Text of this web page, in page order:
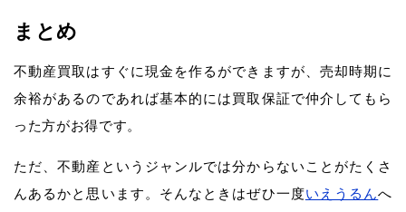
まとめ
不動産買取はすぐに現金を作るができますが、売却時期に
余裕があるのであれば基本的には買取保証で仲介してもら
った方がお得です。
ただ、不動産というジャンルでは分からないことがたくさ
んあるかと思います。そんなときはぜひ一度いえうるんへ